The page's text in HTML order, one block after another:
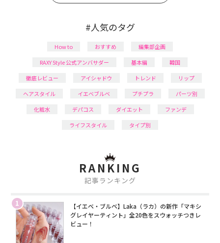
#人気のタグ
How to おすすめ
編集部企画
RAXY Style 公式アンバサダー
基本編
韓国
徹底レビュー
アイシャドウ トレンド
リップ
ヘアスタイル
イエベブルベ プチプラ
パーツ別
化粧水
デパコス ダイエット
ファンデ
ライフスタイル
タイプ別
RANKING
記事ランキング
1
【イエベ・ブルベ】Laka（ラカ）の新作「マキシ
グレイヤーティント」全20色をスウォッチつきレ
ビュー！